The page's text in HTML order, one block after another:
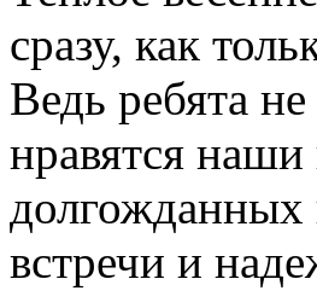
сразу, как
Ведь ребята
нравятся
долгожданных
встречи и